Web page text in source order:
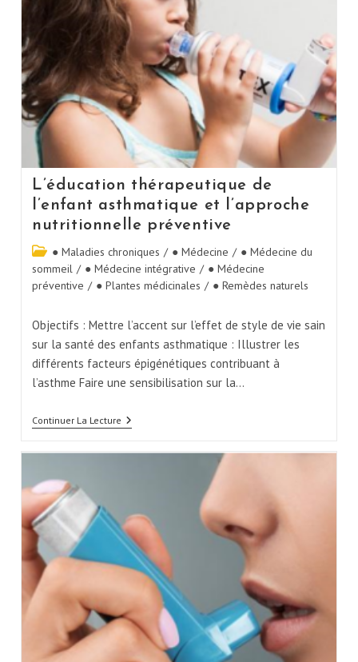
L’éducation thérapeutique de
l’enfant asthmatique et l’approche
nutritionnelle préventive
● Maladies chroniques / ● Médecine / ● Médecine du
sommeil / ● Médecine intégrative / ● Médecine
préventive / ● Plantes médicinales / ● Remèdes naturels
Objectifs : Mettre l’accent sur l’effet de style de vie sain
sur la santé des enfants asthmatique : Illustrer les
différents facteurs épigénétiques contribuant à
l’asthme Faire une sensibilisation sur la…
Continuer La Lecture